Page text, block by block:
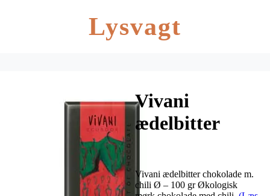
Lysvagt
Vivani
ædelbitter
chili Ø – 100 g
Vivani ædelbitter chokolade m.
chili Ø – 100 gr Økologisk